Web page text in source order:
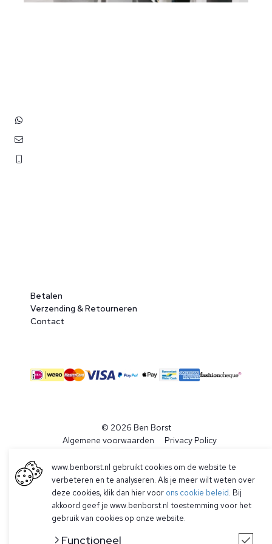
Betalen
Verzending & Retourneren
Contact
© 2026 Ben Borst
Algemene voorwaarden Privacy Policy
www.benborst.nl gebruikt cookies om de website te
verbeteren en te analyseren. Als je meer wilt weten over
deze cookies, klik dan hier voor ons cookie beleid. Bij
akkoord geef je www.benborst.nl toestemming voor het
gebruik van cookies op onze website.
Functioneel